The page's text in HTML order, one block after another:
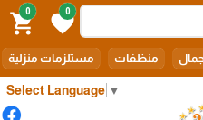
Select Language ▼
0
favorite
0
shopping_cart
جمال منظفات مستلزمات منزلية